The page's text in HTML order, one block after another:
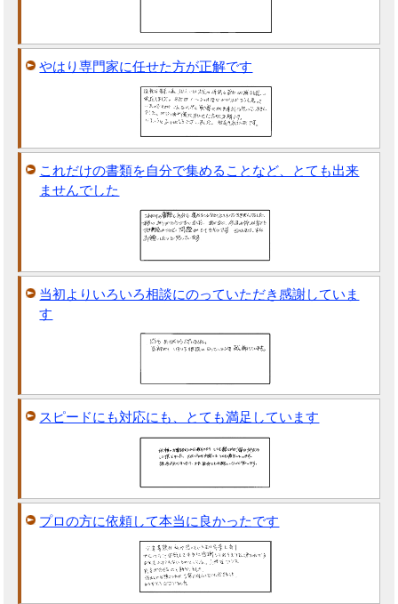
やはり専門家に任せた方が正解です
これだけの書類を自分で集めることなど、とても出来
ませんでした
当初よりいろいろ相談にのっていただき感謝していま
す
スピードにも対応にも、とても満足しています
プロの方に依頼して本当に良かったです